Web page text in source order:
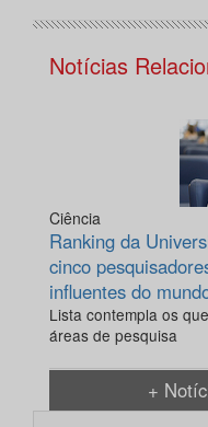
Notícias
Ciência
Ranking da
cinco
influentes do
Lista contempla os
áreas de pesquisa
+